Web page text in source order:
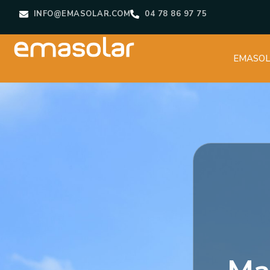
INFO@EMASOLAR.COM 04 78 86 97 75